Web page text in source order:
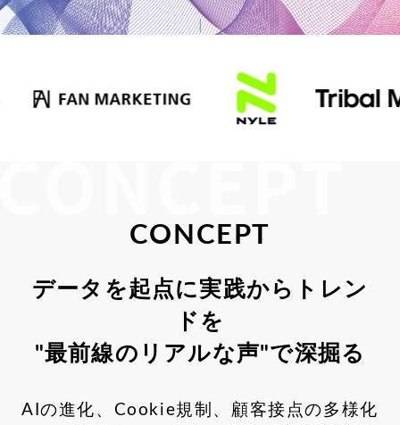
CONCEPT
データを起点に実践からトレン
ドを
"最前線のリアルな声"で深掘る
AIの進化、Cookie規制、顧客接点の多様化